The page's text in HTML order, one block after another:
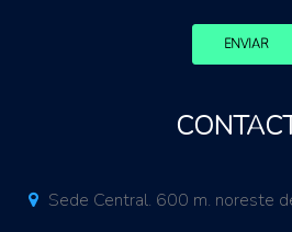
ENVIAR
Sede Central. 600 m. noreste